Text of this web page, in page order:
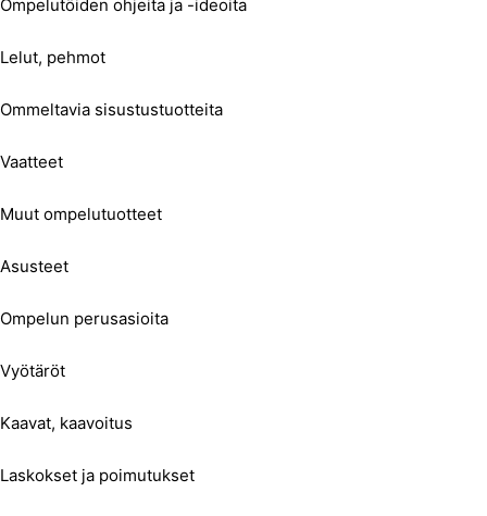
Ompelutöiden ohjeita ja -ideoita
Lelut, pehmot
Ommeltavia sisustustuotteita
Vaatteet
Muut ompelutuotteet
Asusteet
Ompelun perusasioita
Vyötäröt
Kaavat, kaavoitus
Laskokset ja poimutukset